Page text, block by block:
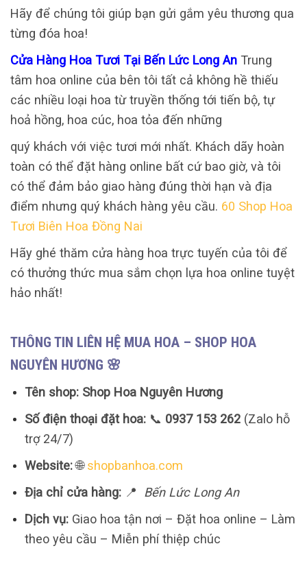
Hãy để chúng tôi giúp bạn gửi gắm yêu thương qua
từng đóa hoa!
Cửa Hàng Hoa Tươi Tại Bến Lức Long An Trung
tâm hoa online của bên tôi tất cả không hề thiếu
các nhiều loại hoa từ truyền thống tới tiến bộ, tự
hoả hồng, hoa cúc, hoa tỏa đến những
quý khách với việc tươi mới nhất. Khách dãy hoàn
toàn có thể đặt hàng online bất cứ bao giờ, và tôi
có thể đảm bảo giao hàng đúng thời hạn và địa
điểm nhưng quý khách hàng yêu cầu. 60 Shop Hoa
Tươi Biên Hoa Đồng Nai
Hãy ghé thăm cửa hàng hoa trực tuyến của tôi để
có thưởng thức mua sắm chọn lựa hoa online tuyệt
hảo nhất!
THÔNG TIN LIÊN HỆ MUA HOA – SHOP HOA
NGUYÊN HƯƠNG 🌸
Tên shop: Shop Hoa Nguyên Hương
Số điện thoại đặt hoa:📞 0937 153 262(Zalo hỗ
trợ 24/7)
Website:🌐shopbanhoa.com
Địa chỉ cửa hàng:📍
Bến Lức Long An
Dịch vụ:Giao hoa tận nơi – Đặt hoa online – Làm
theo yêu cầu – Miễn phí thiệp chúc